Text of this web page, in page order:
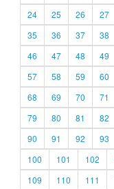
24
25 26 27
35
36 37 38
46
47 48 49
57
58 59 60
68
69 70 71
79
80 81 82
90
91 92 93
100
101 102
109
110 111